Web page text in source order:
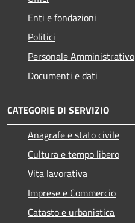
Enti e fondazioni
Politici
Personale Amministrativo
Documenti e dati
CATEGORIE DI SERVIZIO
Anagrafe e stato civile
Cultura e tempo libero
Vita lavorativa
Imprese e Commercio
Catasto e urbanistica